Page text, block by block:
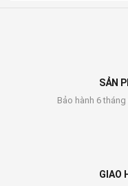
SẢN
Bảo hành 6
GIAO